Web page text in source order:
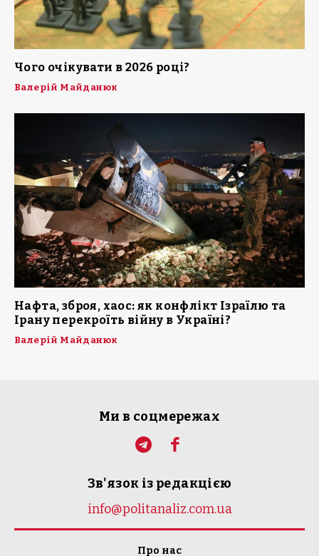
Чого очікувати в 2026 році?
Валерій Майданюк
Нафта, зброя, хаос: як конфлікт Ізраїлю та
Ірану перекроїть війну в Україні?
Валерій Майданюк
Ми в соцмережах
Зв'язок із редакцією
info@politanaliz.com.ua
Про нас